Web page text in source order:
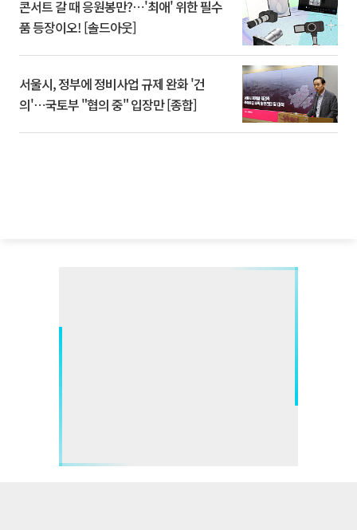
콘서트 갈 때 응원봉만?⋯'최애' 위한 필수
품 등장이오! [솔드아웃]
서울시, 정부에 정비사업 규제 완화 '건
의'⋯국토부 "협의 중" 입장만 [종합]